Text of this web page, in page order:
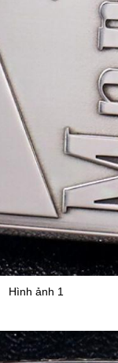
Hình ảnh 1